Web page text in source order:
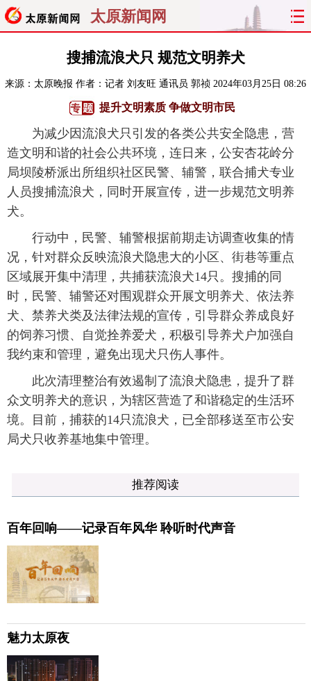
太原新闻网
聚焦 太原
经济 关注 文明 出行
旅游 理财 政务 教育
看天下 晋月读 最太原 网罗民生
搜捕流浪犬只 规范文明养犬
来源： 太原晚报 作者：记者 刘友旺 通讯员 郭祯 2024年03月25日 08:26
提升文明素质 争做文明市民
为减少因流浪犬只引发的各类公共安全隐患，营
造文明和谐的社会公共环境，连日来，公安杏花岭分
局坝陵桥派出所组织社区民警、辅警，联合捕犬专业
人员搜捕流浪犬，同时开展宣传，进一步规范文明养
犬。
行动中，民警、辅警根据前期走访调查收集的情
况，针对群众反映流浪犬隐患大的小区、街巷等重点
区域展开集中清理，共捕获流浪犬14只。搜捕的同
时，民警、辅警还对围观群众开展文明养犬、依法养
犬、禁养犬类及法律法规的宣传，引导群众养成良好
的饲养习惯、自觉拴养爱犬，积极引导养犬户加强自
我约束和管理，避免出现犬只伤人事件。
此次清理整治有效遏制了流浪犬隐患，提升了群
众文明养犬的意识，为辖区营造了和谐稳定的生活环
境。目前，捕获的14只流浪犬，已全部移送至市公安
局犬只收养基地集中管理。
推荐阅读
百年回响——记录百年风华 聆听时代声音
魅力太原夜